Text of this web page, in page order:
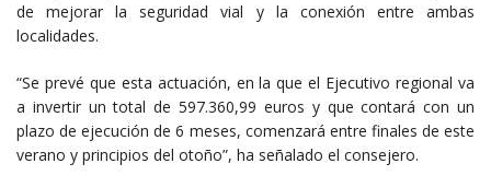
de mejorar la seguridad vial y la conexión entre ambas
localidades.
“Se prevé que esta actuación, en la que el Ejecutivo regional va
a invertir un total de 597.360,99 euros y que contará con un
plazo de ejecución de 6 meses, comenzará entre finales de este
verano y principios del otoño”, ha señalado el consejero.